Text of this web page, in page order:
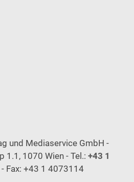
und Mediaservice GmbH -
1.1, 1070 Wien - Tel.: +43 1
- Fax: +43 1 4073114